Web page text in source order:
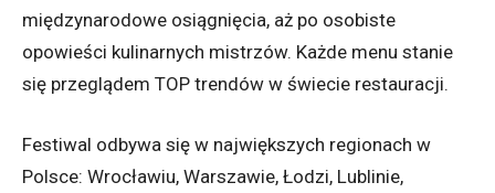
międzynarodowe osiągnięcia, aż po osobiste
opowieści kulinarnych mistrzów. Każde menu stanie
się przeglądem TOP trendów w świecie restauracji.
Festiwal odbywa się w największych regionach w
Polsce: Wrocławiu, Warszawie, Łodzi, Lublinie,